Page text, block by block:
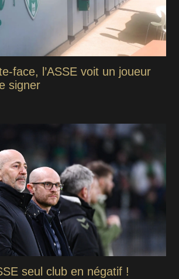
face, l’ASSE voit un joueur
signer
seul club en négatif !